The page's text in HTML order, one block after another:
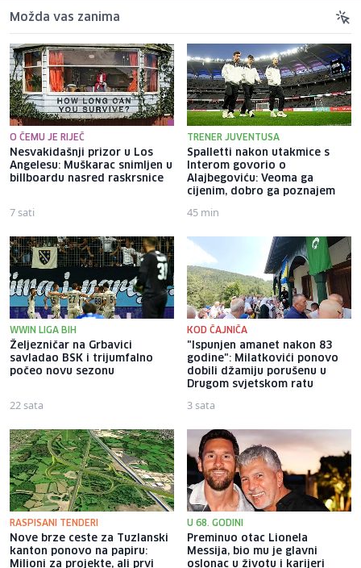
Možda vas zanima
O ČEMU JE RIJEČ
Nesvakidašnji prizor u Los
Angelesu: Muškarac snimljen u
billboardu nasred raskrsnice
7 sati
TRENER JUVENTUSA
Spalletti nakon utakmice s
Interom govorio o
Alajbegoviću: Veoma ga
cijenim, dobro ga poznajem
45 min
WWIN LIGA BIH
Željezničar na Grbavici
savladao BSK i trijumfalno
počeo novu sezonu
22 sata
KOD ČAJNIČA
"Ispunjen amanet nakon 83
godine": Milatkovići ponovo
dobili džamiju porušenu u
Drugom svjetskom ratu
3 sata
RASPISANI TENDERI
Nove brze ceste za Tuzlanski
kanton ponovo na papiru:
Milioni za projekte, ali prvi
U 68. GODINI
Preminuo otac Lionela
Messija, bio mu je glavni
oslonac u životu i karijeri